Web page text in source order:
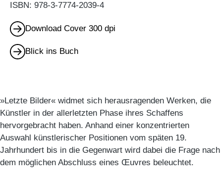
ISBN: 978-3-7774-2039-4
Download Cover 300 dpi
Blick ins Buch
»Letzte Bilder« widmet sich herausragenden Werken, die
Künstler in der allerletzten Phase ihres Schaffens
hervorgebracht haben. Anhand einer konzentrierten
Auswahl künstlerischer Positionen vom späten 19.
Jahrhundert bis in die Gegenwart wird dabei die Frage nach
dem möglichen Abschluss eines Œuvres beleuchtet.